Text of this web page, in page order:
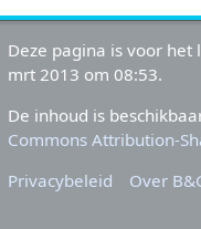
Deze pagina is voor het
mrt 2013 om 08:53.
De inhoud is
Commons Attribution-
Privacybeleid
Over